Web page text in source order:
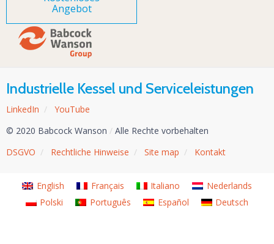
Angebot
Industrielle Kessel und Serviceleistungen
LinkedIn /
YouTube
© 2020 Babcock Wanson / Alle Rechte vorbehalten
DSGVO / Rechtliche Hinweise / Site map / Kontakt
English Français Italiano
Nederlands
Polski
Português Español Deutsch